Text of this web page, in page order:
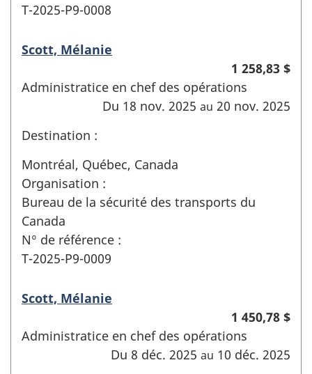
T-2025-P9-0008
Scott, Mélanie
1 258,83 $
Administratice en chef des opérations
Du 18 nov. 2025 au 20 nov. 2025
Destination :
Montréal, Québec, Canada
Organisation :
Bureau de la sécurité des transports du
Canada
N° de référence :
T-2025-P9-0009
Scott, Mélanie
1 450,78 $
Administratice en chef des opérations
Du 8 déc. 2025 au 10 déc. 2025